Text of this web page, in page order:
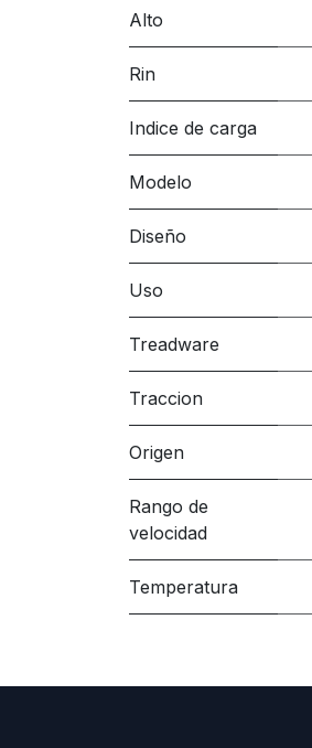
Alto
Rin
Indice de carga
Modelo
Diseño
Uso
Treadware
Traccion
Origen
Rango de
velocidad
Temperatura